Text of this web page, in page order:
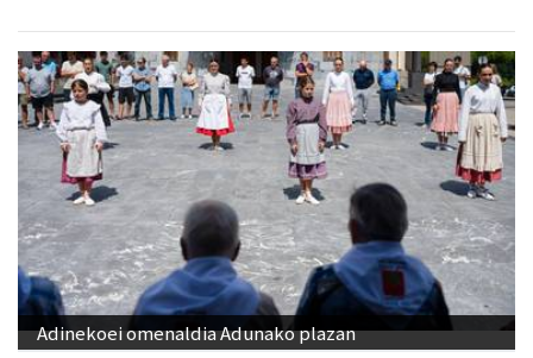
Adinekoei omenaldia Adunako plazan